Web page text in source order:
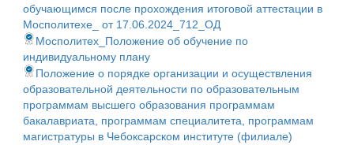
обучающимся после прохождения итоговой аттестации в
Мосполитехе_ от 17.06.2024_712_ОД
Мосполитех_Положение об обучение по
индивидуальному плану
Положение о порядке организации и осуществления
образовательной деятельности по образовательным
программам высшего образования программам
бакалавриата, программам специалитета, программам
магистратуры в Чебоксарском институте (филиале)